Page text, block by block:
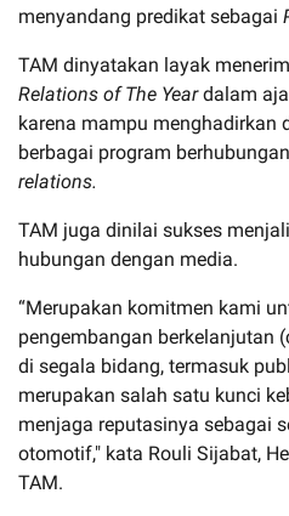
menyandang predikat sebagai
TAM dinyatakan layak
Relations of The Yeardalam
karena mampu menghadirkan
berbagai program
relations.
TAM juga dinilai sukses
hubungan dengan media.
“Merupakan komitmen kami
pengembangan berkelanjutan
di segala bidang, termasuk
merupakan salah satu kunci
menjaga reputasinya sebagai
otomotif," kata Rouli Sijabat,
TAM.